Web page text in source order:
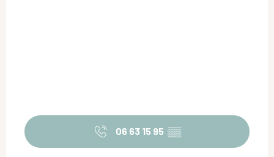
06 63 15 95 ▒▒